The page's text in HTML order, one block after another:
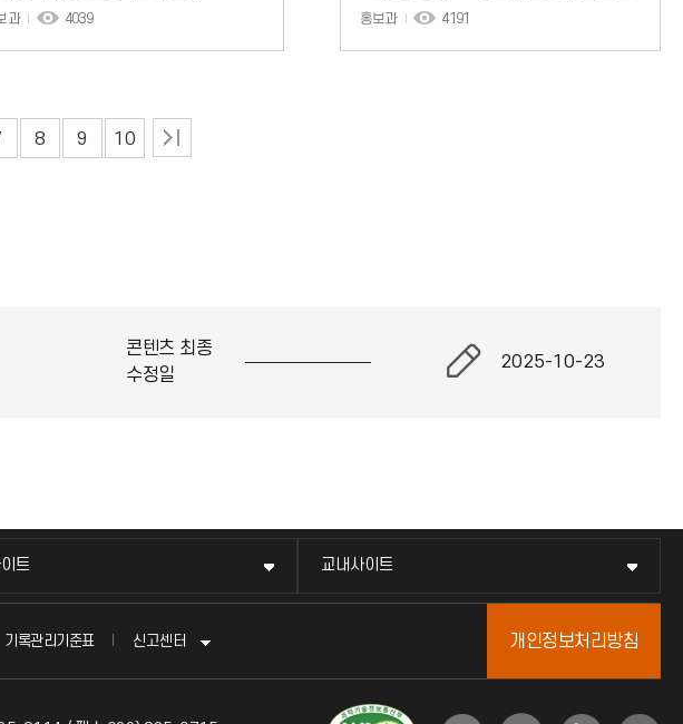
과 4039
체전지 성능 향상 및 장기 안정성 확보.
국제저명학술지 ‘Small Structures’ 게
홍보과 4191
8 9 10
콘텐츠 최종
수정일
2025-10-23
트 교내사이트
기록관리기준표 신고센터 개인정보처리방침